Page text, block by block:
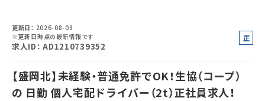
更新日
2026-08-03
※更新日時点の最新情報です
求人ID AD1210739352
正
【盛岡北】未経験・普通免許でOK！生協（コープ）
の 日勤 個人宅配ドライバー（2t）正社員求人！